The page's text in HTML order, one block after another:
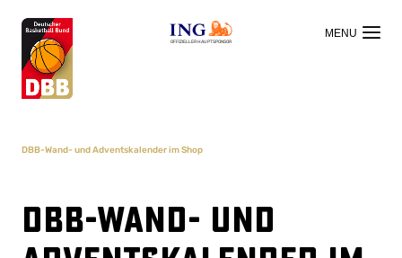
OFFIZIELLER HAUPTSPONSOR
DBB-Wand- und Adventskalender im Shop
DBB-Wand- und